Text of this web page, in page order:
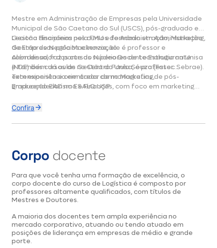
Mestre em Administração de Empresas pela Universidade
Municipal de São Caetano do Sul (USCS), pós-graduado em
Gestão Financeira pela FMU e formado em Administração
de Empresas pela Mackenzie, ele é professor e
coordenador dos cursos superiores de tecnologia na Unisa
e também dá aulas no Centro Paula Souza (Fatec Sebrae).
Leciona disciplinas nos cursos de Administração, Marketing,
Gestão de Negócios e Inovação.
Além disso, faz parte do Núcleo Docente Estruturante
(NDE) dos cursos de Gestão da Unisa, é professor
extensionista e orientador de monografias de pós-
graduação EAD na ESALQ USP.
Tem experiência em áreas como Marketing,
Empreendedorismo e Finanças, com foco em marketing
empresas, empreendedorismo e planejamento de
Confira
Corpo docente
Para que você tenha uma formação de excelência, o
corpo docente do curso de Logística é composto por
professores altamente qualificados, com títulos de
Mestres e Doutores.
A maioria dos docentes tem ampla experiência no
mercado corporativo, atuando ou tendo atuado em
posições de liderança em empresas de médio e grande
porte.